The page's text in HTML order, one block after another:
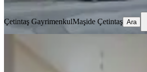
Ara
Çetintaş GayrimenkulMaşide Çetintaş Ara
Farkmaraş Emlak